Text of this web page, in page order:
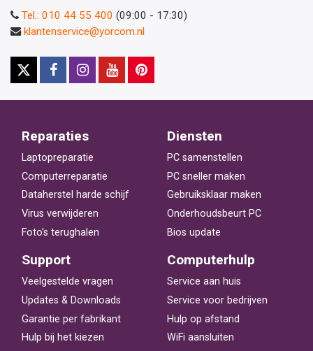
Tel.: 010 44 55 400 (09:00 - 17:30)
klantenservice@yorcom.nl
Reparaties
Laptopreparatie
Computerreparatie
Dataherstel harde schijf
Virus verwijderen
Foto's terughalen
Diensten
PC samenstellen
PC sneller maken
Gebruiksklaar maken
Onderhoudsbeurt PC
Bios update
Support
Veelgestelde vragen
Updates & Downloads
Garantie per fabrikant
Hulp bij het kiezen
Computerhulp
Service aan huis
Service voor bedrijven
Hulp op afstand
WiFi aansluiten